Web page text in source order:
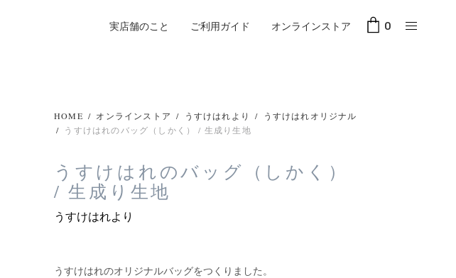
実店舗のこと ご利用ガイド オンラインストア 0
HOME / オンラインストア / うすけはれより /
うすけはれオリジナル
/ うすけはれのバッグ（しかく） / 生成り生地
うすけはれのバッグ（しかく）
/ 生成り生地
うすけはれより
うすけはれのオリジナルバッグをつくりました。